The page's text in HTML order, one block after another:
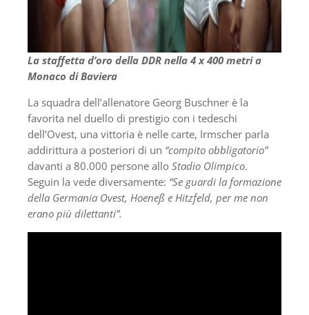
La staffetta d’oro della DDR nella 4 x 400 metri a
Monaco di Baviera
La squadra dell’allenatore Georg Buschner è la
favorita nel duello di prestigio con i tedeschi
dell’Ovest, una vittoria è nelle carte, Irmscher parla
addirittura a posteriori di un “compito obbligatorio”
davanti a 80.000 persone allo Stadio Olimpico.
Seguin la vede diversamente: “Se guardi la formazione
della Germania Ovest, Hoeneß e Hitzfeld, per me non
erano più dilettanti”.